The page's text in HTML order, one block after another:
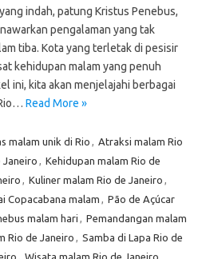
indah, patung Kristus Penebus,
pengalaman yang tak
tiba. Kota yang terletak di pesisir
kehidupan malam yang penuh
ini, kita akan menjelajahi berbagai
Read More »
malam unik di Rio , Atraksi malam Rio
Janeiro , Kehidupan malam Rio de
, Kuliner malam Rio de Janeiro ,
Copacabana malam , Pão de Açúcar
malam hari , Pemandangan malam
Rio de Janeiro , Samba di Lapa Rio de
, Wisata malam Rio de Janeiro